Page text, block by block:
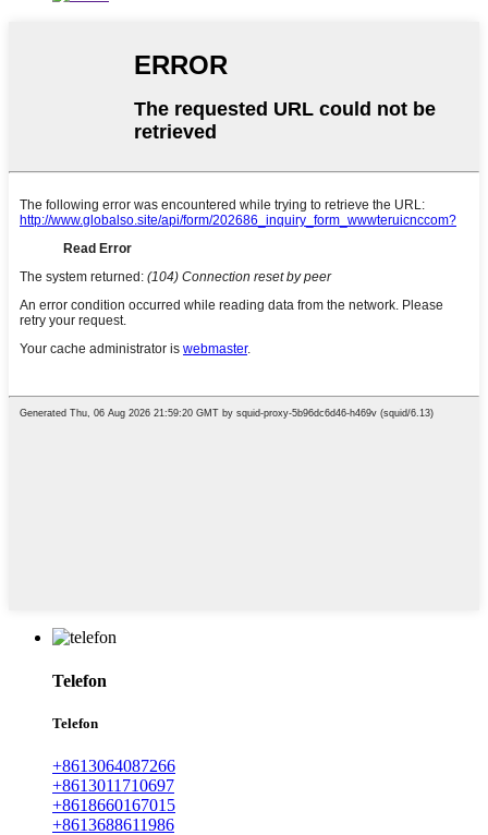
Telefon
Telefon
+8613064087266
+8613011710697
+8618660167015
+8613688611986